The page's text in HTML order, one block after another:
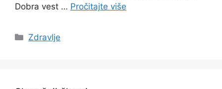
Dobra vest … Pročitajte više
Categories
Zdravlje